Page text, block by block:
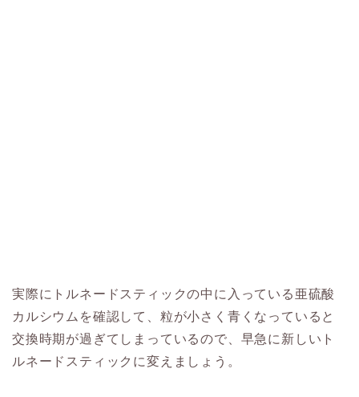
実際にトルネードスティックの中に入っている亜硫酸
カルシウムを確認して、粒が小さく青くなっていると
交換時期が過ぎてしまっているので、早急に新しいト
ルネードスティックに変えましょう。